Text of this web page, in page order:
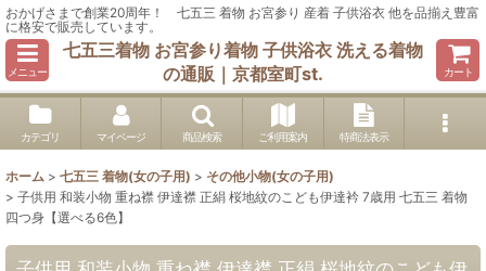
おかげさまで創業20周年！ 七五三 着物 お宮参り 産着 子供浴衣 他を品揃え豊富
に格安で販売しています。
メニュー
七五三着物 お宮参り着物 子供浴衣 洗える着物
の通販｜京都室町st.
カート
カテゴリ マイページ 商品検索 ご利用案内 特商法表示
ホーム > 七五三 着物(女の子用) > その他小物(女の子用)
> 子供用 和装小物 重ね襟 伊達襟 正絹 桜地紋のこども伊達衿 7歳用 七五三 着物
四つ身【選べる6色】